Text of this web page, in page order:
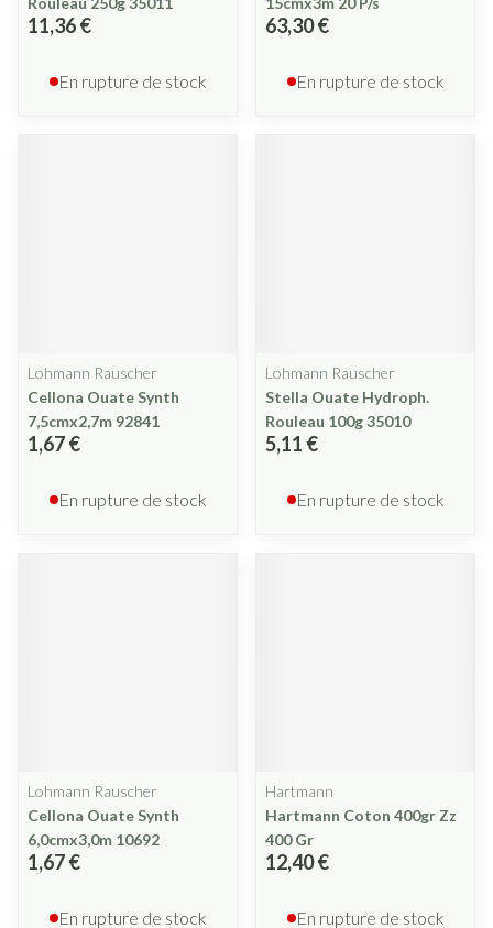
11,36 €
En rupture de stock
63,30 €
En rupture de stock
Lohmann Rauscher
Cellona Ouate Synth
7,5cmx2,7m 92841
1,67 €
En rupture de stock
Lohmann Rauscher
Stella Ouate Hydroph.
Rouleau 100g 35010
5,11 €
En rupture de stock
Lohmann Rauscher
Cellona Ouate Synth
6,0cmx3,0m 10692
1,67 €
En rupture de stock
Hartmann
Hartmann Coton 400gr Zz
400 Gr
12,40 €
En rupture de stock